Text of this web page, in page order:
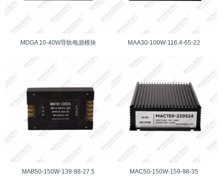
MDGA 10-40W导轨电源模块 MAA30-100W-116.4-65-22
MAB50-150W-139-88-27.5 MAC50-150W-159-98-35